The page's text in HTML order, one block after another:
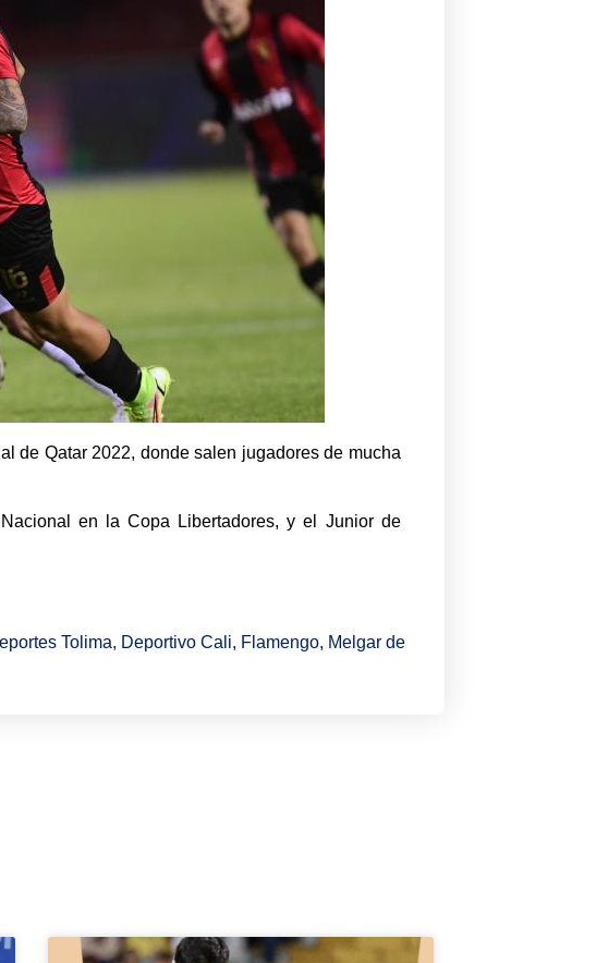
de Qatar 2022, donde salen jugadores de mucha
en la Copa Libertadores, y el Junior de
Tolima, Deportivo Cali, Flamengo, Melgar de